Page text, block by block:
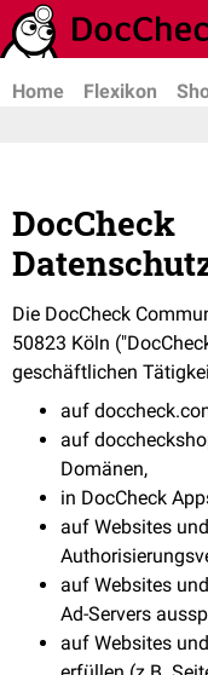
Home Flexikon
DocCheck
Die DocCheck
50823 Köln
geschäftlichen
auf
auf
Domänen,
in DocCheck
auf Websites
auf Websites
Ad-Servers
auf Websites